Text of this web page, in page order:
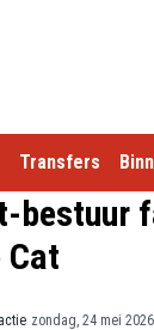
Transfers
bestuur
Cat
zondag, 24 mei